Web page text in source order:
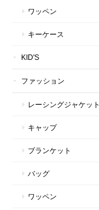
ワッペン
キーケース
KID'S
ファッション
レーシングジャケット
キャップ
ブランケット
バッグ
ワッペン